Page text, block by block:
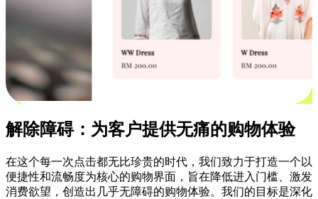
解除障碍：为客户提供无痛的购物体验
在这个每一次点击都无比珍贵的时代，我们致力于打造一个以
便捷性和流畅度为核心的购物界面，旨在降低进入门槛、激发
消费欲望，创造出几乎无障碍的购物体验。我们的目标是深化